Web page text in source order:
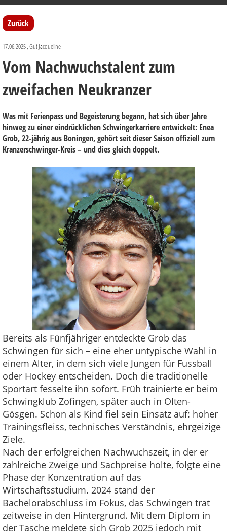
Zurück
17.06.2025, Gut Jacqueline
Vom Nachwuchstalent zum
zweifachen Neukranzer
Was mit Ferienpass und Begeisterung begann, hat sich über Jahre
hinweg zu einer eindrücklichen Schwingerkarriere entwickelt: Enea
Grob, 22-jährig aus Boningen, gehört seit dieser Saison offiziell zum
Kranzerschwinger-Kreis – und dies gleich doppelt.
Bereits als Fünfjähriger entdeckte Grob das
Schwingen für sich – eine eher untypische Wahl in
einem Alter, in dem sich viele Jungen für Fussball
oder Hockey entscheiden. Doch die traditionelle
Sportart fesselte ihn sofort. Früh trainierte er beim
Schwingklub Zofingen, später auch in Olten-
Gösgen. Schon als Kind fiel sein Einsatz auf: hoher
Trainingsfleiss, technisches Verständnis, ehrgeizige
Ziele.
Nach der erfolgreichen Nachwuchszeit, in der er
zahlreiche Zweige und Sachpreise holte, folgte eine
Phase der Konzentration auf das
Wirtschaftsstudium. 2024 stand der
Bachelorabschluss im Fokus, das Schwingen trat
zeitweise in den Hintergrund. Mit dem Diplom in
der Tasche meldete sich Grob 2025 jedoch mit